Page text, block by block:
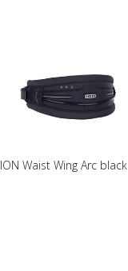
Waist Wing Arc black